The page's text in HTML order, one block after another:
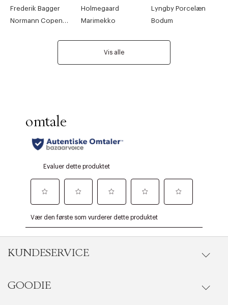
Frederik Bagger
Holmegaard
Lyngby Porcelæn
Normann Copenhagen
Marimekko Bodum
Vis alle
KUNDESERVICE
Gå til kundeservice
GOODIE